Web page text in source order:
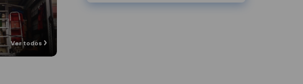
Ver todos